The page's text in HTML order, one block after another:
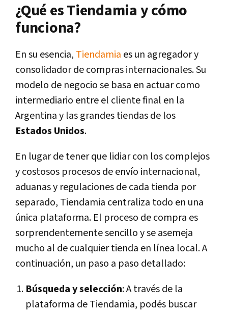
¿Qué es Tiendamia y cómo
funciona?
En su esencia, Tiendamia es un agregador y
consolidador de compras internacionales. Su
modelo de negocio se basa en actuar como
intermediario entre el cliente final en la
Argentina y las grandes tiendas de los
Estados Unidos.
En lugar de tener que lidiar con los complejos
y costosos procesos de envío internacional,
aduanas y regulaciones de cada tienda por
separado, Tiendamia centraliza todo en una
única plataforma. El proceso de compra es
sorprendentemente sencillo y se asemeja
mucho al de cualquier tienda en línea local. A
continuación, un paso a paso detallado:
Búsqueda y selección: A través de la
plataforma de Tiendamia, podés buscar